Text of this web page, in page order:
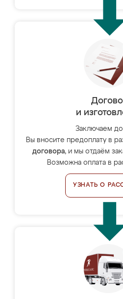
и
Заключаем
Вы вносите предоплату в
договора, и мы отдаём
Возможна оплата в
УЗНАТЬ О